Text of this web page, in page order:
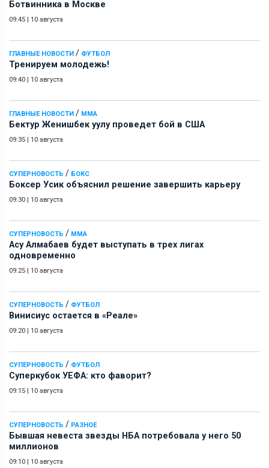
Ботвинника в Москве
09:45 | 10 августа
ГЛАВНЫЕ НОВОСТИ / ФУТБОЛ
Тренируем молодежь!
09:40 | 10 августа
ГЛАВНЫЕ НОВОСТИ / ММА
Бектур Женишбек уулу проведет бой в США
09:35 | 10 августа
СУПЕРНОВОСТЬ / БОКС
Боксер Усик объяснил решение завершить карьеру
09:30 | 10 августа
СУПЕРНОВОСТЬ / ММА
Асу Алмабаев будет выступать в трех лигах
одновременно
09:25 | 10 августа
СУПЕРНОВОСТЬ / ФУТБОЛ
Винисиус остается в «Реале»
09:20 | 10 августа
СУПЕРНОВОСТЬ / ФУТБОЛ
Суперкубок УЕФА: кто фаворит?
09:15 | 10 августа
СУПЕРНОВОСТЬ / РАЗНОЕ
Бывшая невеста звезды НБА потребовала у него 50
миллионов
09:10 | 10 августа